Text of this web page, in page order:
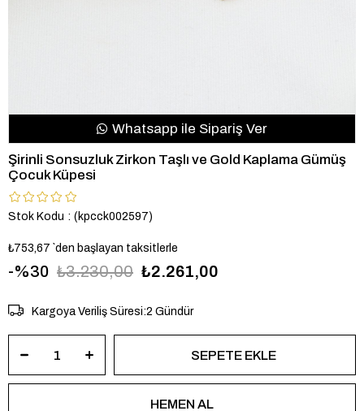
Whatsapp ile Sipariş Ver
Şirinli Sonsuzluk Zirkon Taşlı ve Gold Kaplama Gümüş
Çocuk Küpesi
Stok Kodu (kpcck002597)
₺753,67 `den başlayan taksitlerle
30 ₺3.230,00 ₺2.261,00
Kargoya Veriliş Süresi:2 Gündür